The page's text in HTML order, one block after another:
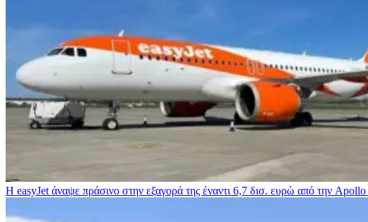
Η easyJet άναψε πράσινο στην εξαγορά της έναντι 6,7 δισ. ευρώ από την Apollo